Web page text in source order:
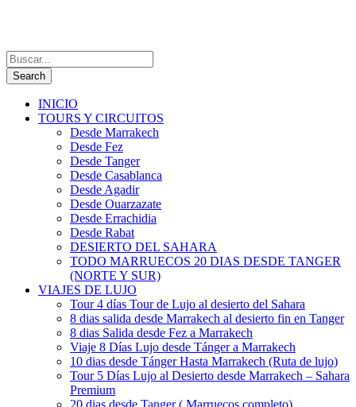
INICIO
TOURS Y CIRCUITOS
Desde Marrakech
Desde Fez
Desde Tanger
Desde Casablanca
Desde Agadir
Desde Ouarzazate
Desde Errachidia
Desde Rabat
DESIERTO DEL SAHARA
TODO MARRUECOS 20 DIAS DESDE TANGER
(NORTE Y SUR)
VIAJES DE LUJO
Tour 4 días Tour de Lujo al desierto del Sahara
8 dias salida desde Marrakech al desierto fin en Tanger
8 dias Salida desde Fez a Marrakech
Viaje 8 Días Lujo desde Tánger a Marrakech
10 dias desde Tánger Hasta Marrakech (Ruta de lujo)
Tour 5 Días Lujo al Desierto desde Marrakech – Sahara
Premium
20 dias desde Tanger ( Marruecos completo)